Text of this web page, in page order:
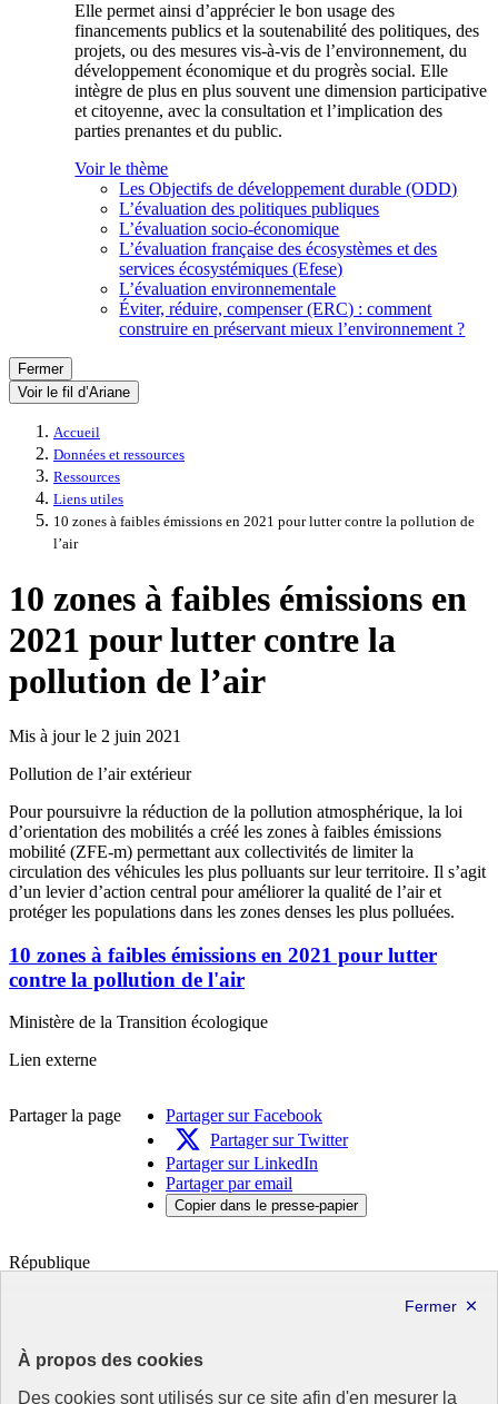
À propos des cookies
Des cookies sont utilisés sur ce site afin d'en mesurer la
Elle permet ainsi d’apprécier le bon usage des
financements publics et la soutenabilité des politiques, des
projets, ou des mesures vis-à-vis de l’environnement, du
développement économique et du progrès social. Elle
intègre de plus en plus souvent une dimension participative
et citoyenne, avec la consultation et l’implication des
parties prenantes et du public.
Voir le thème
Les Objectifs de développement durable (ODD)
L’évaluation des politiques publiques
L’évaluation socio-économique
L’évaluation française des écosystèmes et des
services écosystémiques (Efese)
L’évaluation environnementale
Éviter, réduire, compenser (ERC) : comment
construire en préservant mieux l’environnement ?
Fermer
Voir le fil d’Ariane
Accueil
Données et ressources
Ressources
Liens utiles
10 zones à faibles émissions en 2021 pour lutter contre la pollution de
l’air
10 zones à faibles émissions en
2021 pour lutter contre la
pollution de l’air
Mis à jour le 2 juin 2021
Pollution de l’air extérieur
Pour poursuivre la réduction de la pollution atmosphérique, la loi
d’orientation des mobilités a créé les zones à faibles émissions
mobilité (ZFE-m) permettant aux collectivités de limiter la
circulation des véhicules les plus polluants sur leur territoire. Il s’agit
d’un levier d’action central pour améliorer la qualité de l’air et
protéger les populations dans les zones denses les plus polluées.
10 zones à faibles émissions en 2021 pour lutter
contre la pollution de l'air
Ministère de la Transition écologique
10
faibles
la
fenêtre
Lien externe
Partager la page
Partager sur Facebook
Partager sur Twitter
Partager sur LinkedIn
Partager par email
Copier dans le presse-papier
République
utiles
info.gouv.fr- ouvre une nouvelle fenêtre